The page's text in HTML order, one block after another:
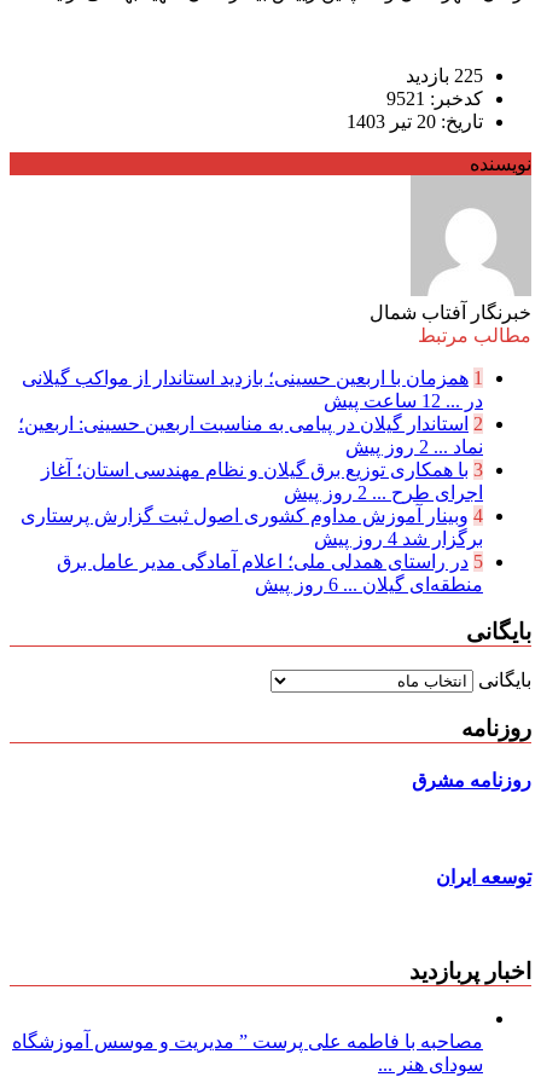
225 بازدید
کدخبر: 9521
تاریخ: 20 تیر 1403
نویسنده
خبرنگار آفتاب شمال
مطالب مرتبط
1 همزمان با اربعین حسینی؛ بازدید استاندار از مواکب گیلانی
در ... 12 ساعت پیش
2 استاندار گیلان در پیامی به مناسبت اربعین حسینی: اربعین؛
نماد ... 2 روز پیش
3 با همکاری توزیع برق گیلان و نظام مهندسی استان؛ آغاز
اجرای طرح ... 2 روز پیش
4 وبینار آموزش مداوم کشوری اصول ثبت گزارش پرستاری
برگزار شد 4 روز پیش
5 در راستای همدلی ملی؛ اعلام آمادگی مدیر عامل برق
منطقه‌ای گیلان ... 6 روز پیش
بایگانی
بایگانی
روزنامه
روزنامه مشرق
توسعه ایران
اخبار پربازدید
مصاحبه با فاطمه علی پرست ” مدیریت و موسس آموزشگاه
سودای هنر ...